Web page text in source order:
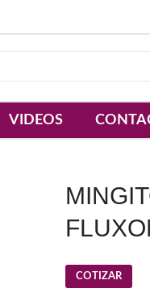
VIDEOS
COTIZAR